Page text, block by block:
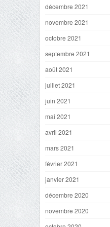
décembre 2021
novembre 2021
octobre 2021
septembre 2021
août 2021
juillet 2021
juin 2021
mai 2021
avril 2021
mars 2021
février 2021
janvier 2021
décembre 2020
novembre 2020